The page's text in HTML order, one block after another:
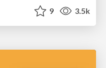
9 3.5k